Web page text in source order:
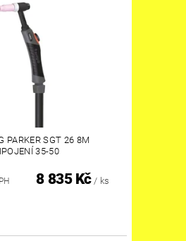
PARKER SGT 26 8M
35-50
8 835 Kč / ks